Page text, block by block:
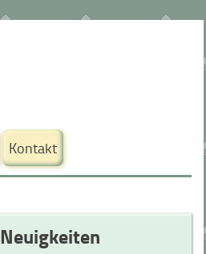
Kontakt
Neuigkeiten